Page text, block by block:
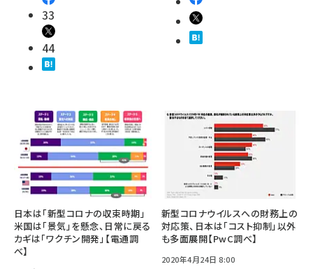
33
44
日本は「新型コロナの収束時期」
米国は「景気」を懸念、日常に戻る
カギは「ワクチン開発」【電通調
べ】
新型コロナウイルスへの財務上の
対応策、日本は「コスト抑制」以外
も多面展開【PwC調べ】
2020年4月24日 8:00